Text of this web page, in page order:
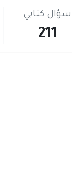
سؤال كتابي
211